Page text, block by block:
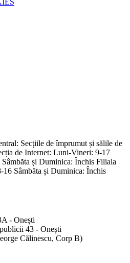
Secțiile de împrumut și sălile de
de Internet: Luni-Vineri: 9-17
și Duminica: Închis Filiala
16 Sâmbăta și Duminica: Închis
- Onești
43 - Onești
Călinescu, Corp B)